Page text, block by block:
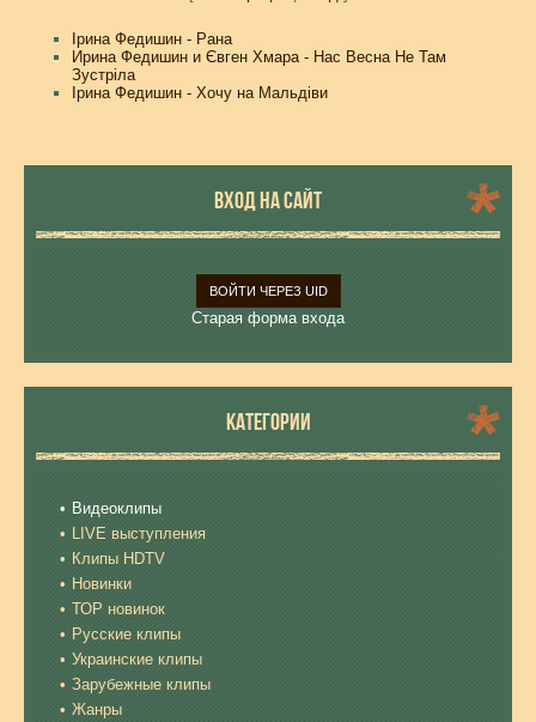
Ірина Федишин - Рана
Ирина Федишин и Євген Хмара - Нас Весна Не Там
Зустрiла
Ірина Федишин - Хочу на Мальдіви
ВХОД НА САЙТ
ВОЙТИ ЧЕРЕЗ UID
Старая форма входа
КАТЕГОРИИ
Видеоклипы
LIVE выступления
Клипы HDTV
Новинки
ТОР новинок
Русские клипы
Украинские клипы
Зарубежные клипы
Жанры